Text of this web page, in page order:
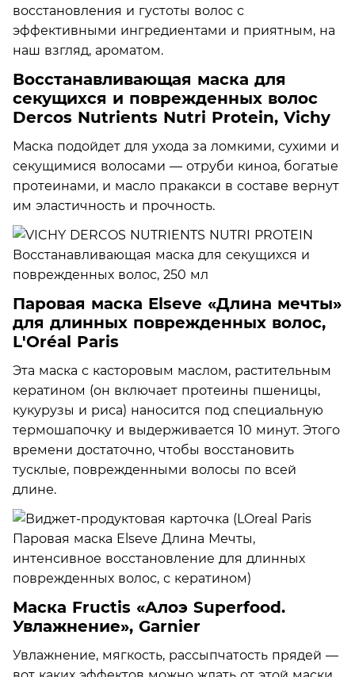
восстановления и густоты волос с
эффективными ингредиентами и приятным, на
наш взгляд, ароматом.
Восстанавливающая маска для
секущихся и поврежденных волос
Dercos Nutrients Nutri Protein, Vichy
Маска подойдет для ухода за ломкими, сухими и
секущимися волосами — отруби киноа, богатые
протеинами, и масло пракакси в составе вернут
им эластичность и прочность.
Паровая маска Elseve «Длина мечты»
для длинных поврежденных волос,
L'Oréal Paris
Эта маска с касторовым маслом, растительным
кератином (он включает протеины пшеницы,
кукурузы и риса) наносится под специальную
термошапочку и выдерживается 10 минут. Этого
времени достаточно, чтобы восстановить
тусклые, поврежденными волосы по всей
длине.
Маска Fructis «Алоэ Superfood.
Увлажнение», Garnier
Увлажнение, мягкость, рассыпчатость прядей —